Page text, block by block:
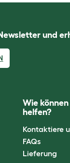
und
Wie
helfen?
Kontaktiere
FAQs
Lieferung